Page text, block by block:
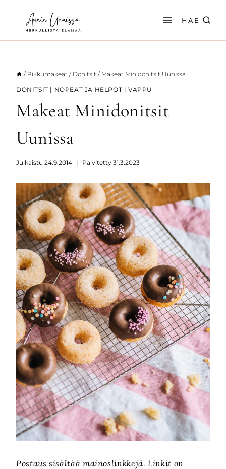
sisältöön
HAE
/ Pikkumakeat / Donitsit / Makeat Minidonitsit Uunissa
DONITSIT | NOPEAT JA HELPOT |VAPPU
Makeat Minidonitsit
Uunissa
Julkaistu 24.9.2014 Päivitetty 31.3.2023
Postaus sisältää mainoslinkkejä. Linkit on